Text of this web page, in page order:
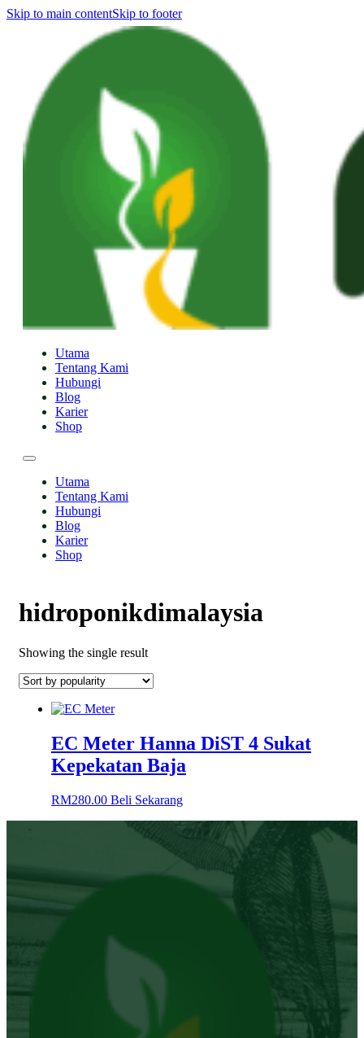
Skip to main contentSkip to footer
Utama
Tentang Kami
Hubungi
Blog
Karier
Shop
Utama
Tentang Kami
Hubungi
Blog
Karier
Shop
hidroponikdimalaysia
Showing the single result
EC Meter Hanna DiST 4 Sukat
Kepekatan Baja
RM280.00 Beli Sekarang